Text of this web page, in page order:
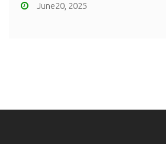
June20, 2025